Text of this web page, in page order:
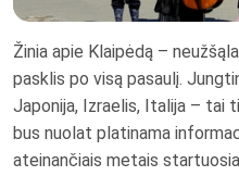
Žinia apie Klaipėdą –
pasklis po visą pasaulį.
Japonija, Izraelis, Italija – tai
bus nuolat platinama
ateinančiais metais